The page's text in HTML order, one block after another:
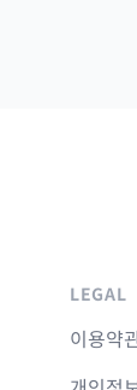
LEGAL
이용약